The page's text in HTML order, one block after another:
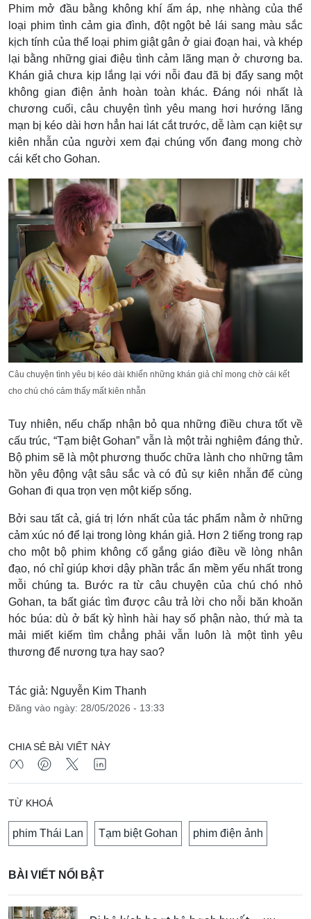
Phim mở đầu bằng không khí ấm áp, nhẹ nhàng của thể
loại phim tình cảm gia đình, đột ngột bẻ lái sang màu sắc
kịch tính của thể loại phim giật gân ở giai đoạn hai, và khép
lại bằng những giai điệu tình cảm lãng mạn ở chương ba.
Khán giả chưa kịp lắng lại với nỗi đau đã bị đẩy sang một
không gian điện ảnh hoàn toàn khác. Đáng nói nhất là
chương cuối, câu chuyện tình yêu mang hơi hướng lãng
mạn bị kéo dài hơn hẳn hai lát cắt trước, dễ làm cạn kiệt sự
kiên nhẫn của người xem đại chúng vốn đang mong chờ
cái kết cho Gohan.
Câu chuyện tình yêu bị kéo dài khiến những khán giả chỉ mong chờ cái kết
cho chú chó cảm thấy mất kiên nhẫn
Tuy nhiên, nếu chấp nhận bỏ qua những điều chưa tốt về
cấu trúc, “Tạm biệt Gohan” vẫn là một trải nghiệm đáng thử.
Bộ phim sẽ là một phương thuốc chữa lành cho những tâm
hồn yêu động vật sâu sắc và có đủ sự kiên nhẫn để cùng
Gohan đi qua trọn vẹn một kiếp sống.
Bởi sau tất cả, giá trị lớn nhất của tác phẩm nằm ở những
cảm xúc nó để lại trong lòng khán giả. Hơn 2 tiếng trong rạp
cho một bộ phim không cố gắng giáo điều về lòng nhân
đạo, nó chỉ giúp khơi dậy phần trắc ẩn mềm yếu nhất trong
mỗi chúng ta. Bước ra từ câu chuyện của chú chó nhỏ
Gohan, ta bất giác tìm được câu trả lời cho nỗi băn khoăn
hóc búa: dù ở bất kỳ hình hài hay số phận nào, thứ mà ta
mải miết kiếm tìm chẳng phải vẫn luôn là một tình yêu
thương để nương tựa hay sao?
Tác giả: Nguyễn Kim Thanh
Đăng vào ngày: 28/05/2026 - 13:33
CHIA SẺ BÀI VIẾT NÀY
TỪ KHOÁ
phim Thái Lan Tạm biệt Gohan phim điện ảnh
BÀI VIẾT NỔI BẬT